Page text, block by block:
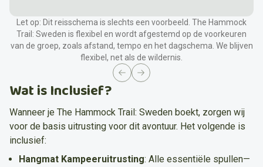
Ochtend
Aankomst in Arvika, maak een wandeling rond het meer
en haal frisse lucht voordat je naar het ontmoetingspunt
Middag
Verzamel bijstation Arvika, ontmoet je gidsen en
medereizigers. Reis vervolgens samen het hart van het
Glaskogen Natuurreservaat
onze eerste kampeerplek. Leer hoe je een hangmat opzet,
Let op: Dit reisschema is slechts een voorbeeld. The Hammock
Trail: Sweden is flexibel en wordt afgestemd op de voorkeuren
van de groep, zoals afstand, tempo en het dagschema. We blijven
flexibel, net als de wildernis.
Previous slide
Next slide
Wat is Inclusief?
Wanneer je The Hammock Trail: Sweden boekt, zorgen wij
voor de basis uitrusting voor dit avontuur. Het volgende is
inclusief:
Hangmat Kampeeruitrusting: Alle essentiële spullen—